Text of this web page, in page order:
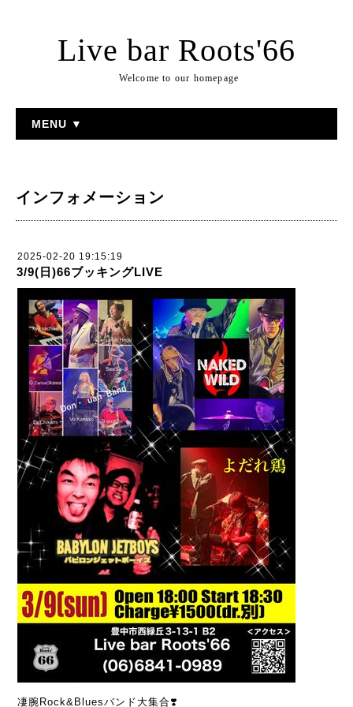
Live bar Roots'66
Welcome to our homepage
MENU ▼
インフォメーション
2025-02-20 19:15:19
3/9(日)66ブッキングLIVE
凄腕Rock&Bluesバンド大集合❣️